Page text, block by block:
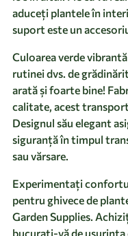
aduceți plantele în
suport este un
Culoarea verde
rutinei dvs. de
arată și foarte bine!
calitate, acest
Designul său elegant
siguranță în timpul
sau vărsare.
Experimentați
pentru ghivece de
Garden Supplies.
bucurați-vă de ușurința